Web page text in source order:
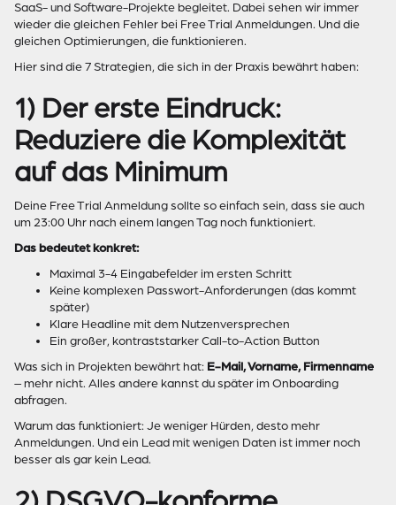
SaaS- und Software-Projekte begleitet. Dabei sehen wir immer
wieder die gleichen Fehler bei Free Trial Anmeldungen. Und die
gleichen Optimierungen, die funktionieren.
Hier sind die 7 Strategien, die sich in der Praxis bewährt haben:
1) Der erste Eindruck:
Reduziere die Komplexität
auf das Minimum
Deine Free Trial Anmeldung sollte so einfach sein, dass sie auch
um 23:00 Uhr nach einem langen Tag noch funktioniert.
Das bedeutet konkret:
Maximal 3-4 Eingabefelder im ersten Schritt
Keine komplexen Passwort-Anforderungen (das kommt
später)
Klare Headline mit dem Nutzenversprechen
Ein großer, kontraststarker Call-to-Action Button
Was sich in Projekten bewährt hat: E-Mail, Vorname, Firmenname
– mehr nicht. Alles andere kannst du später im Onboarding
abfragen.
Warum das funktioniert: Je weniger Hürden, desto mehr
Anmeldungen. Und ein Lead mit wenigen Daten ist immer noch
besser als gar kein Lead.